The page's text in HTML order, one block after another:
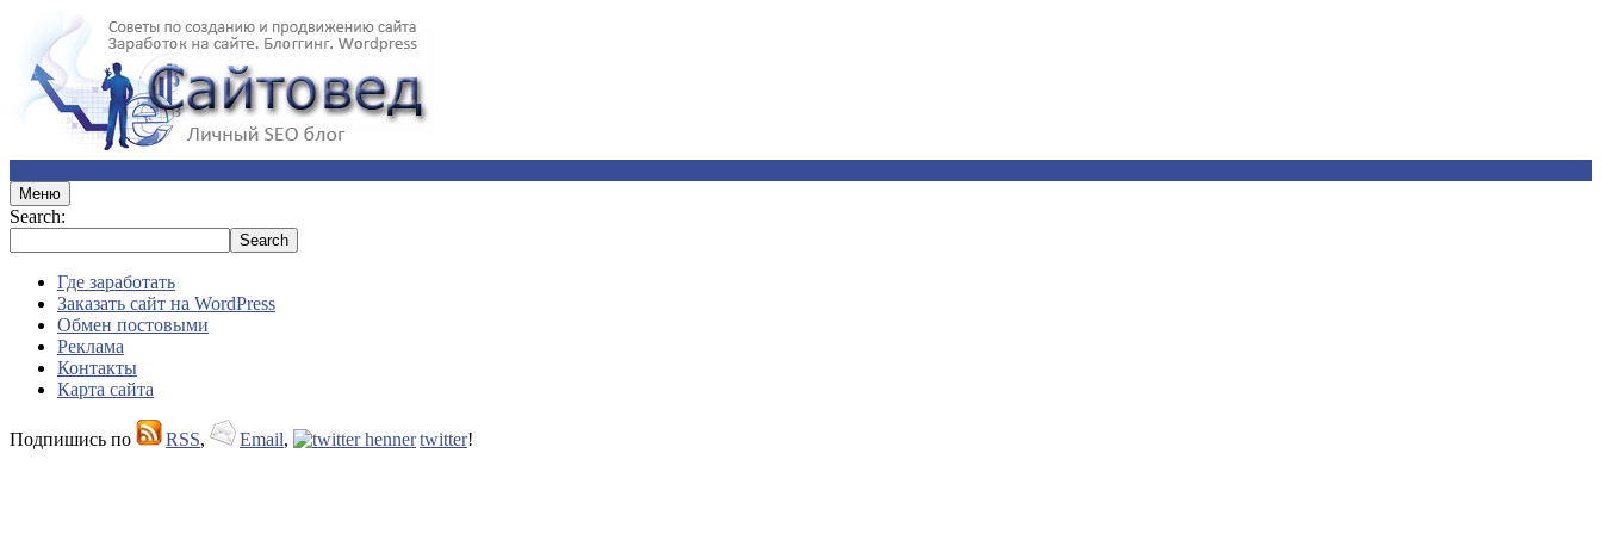
Меню
Search:
Где заработать
Заказать сайт на WordPress
Обмен постовыми
Реклама
Контакты
Карта сайта
Подпишись по RSS, Email, twitter!